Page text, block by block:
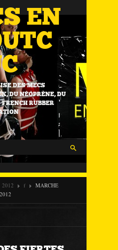
EN
DES MECS
DU NÉOPRÈNE, DU
RUBBER
2012 f
MARCHE